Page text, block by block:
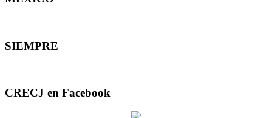
SIEMPRE
CRECJ en Facebook